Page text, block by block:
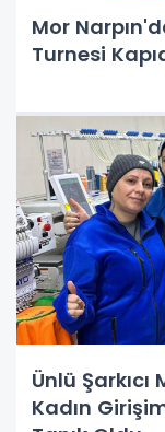
Mor
Turnesi
Ünlü
Kadın